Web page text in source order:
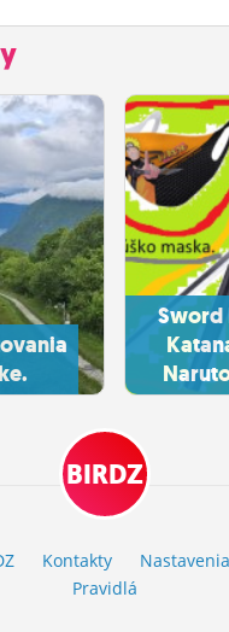
Sword
BIRDZ
Kontakty
Pravidlá